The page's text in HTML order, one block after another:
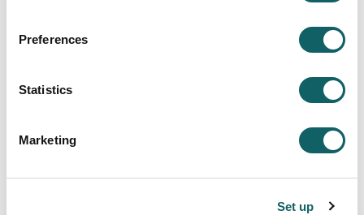
Preferences
Statistics
Marketing
Set up
Mondragon Unibertsitatea. Las jornadas de 1º
de bachillerato las empleamos para introducir a
abiertas que tendrán lugar de noviembre de
obtener información más detallada del grado y
inscripción se abrirá el 4 de noviembre y la